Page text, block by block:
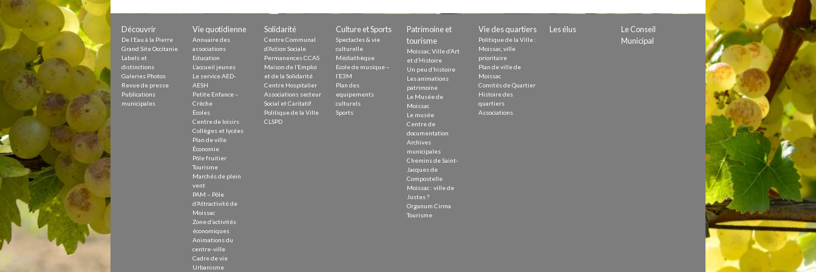
Écoles
Centre de loisirs
Collèges et lycées
Le service AED-AESH
Pôle fruitier
Tourisme
Marchés de plein vent
PAM – Pôle d’Attractivité de Moissac
Zones d’activités économiques
Animations du centre-ville
Annuaire des commerces
Démarchage
Urbanisme
Environnement développement durable
Déchets
Eau
Prévention des risques
Crues
Demande de subvention
Demande d’autorisation de tournage
Appels à projets
Découvrir
De l’Eau à la Pierre
Grand Site Occitanie
Labels et
distinctions
Galeries Photos
Revue de presse
Publications
municipales
Vie quotidienne
Annuaire des
associations
Education
L’accueil jeunes
Le service AED-
AESH
Petite Enfance –
Crèche
Écoles
Centre de loisirs
Collèges et lycées
Plan de ville
Économie
Pôle fruitier
Tourisme
Marchés de plein
vent
PAM – Pôle
d’Attractivité de
Moissac
Zone d’activités
économiques
Animations du
centre-ville
Cadre de vie
Urbanisme
Solidarité
Centre Communal
d’Action Sociale
Permanences CCAS
Maison de l’Emploi
et de la Solidarité
Centre Hospitalier
Associations secteur
Social et Caritatif
Politique de la Ville
CLSPD
Culture et Sports
Spectacles & vie
culturelle
Médiathèque
Ecole de musique –
l’E3M
Plan des
equipements
culturels
Sports
Patrimoine et
tourisme
Moissac, Ville d’Art
et d’Histoire
Un peu d’histoire
Les animations
patrimoine
Le Musée de
Moissac
Le musée
Centre de
documentation
Archives
municipales
Chemins de Saint-
Jacques de
Compostelle
Moissac : ville de
Justes ?
Organum Cirma
Tourisme
Vie des quartiers
Politique de la Ville :
Moissac, ville
prioritaire
Plan de ville de
Moissac
Comités de Quartier
Histoire des
quartiers
Associations
Les élus
Le Conseil
Municipal